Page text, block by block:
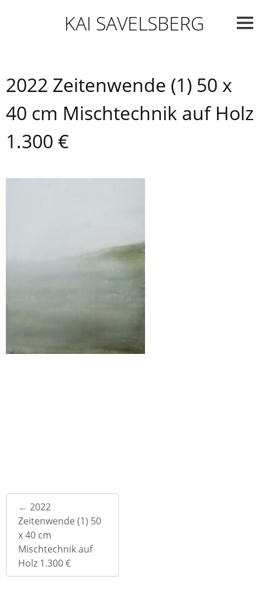
KAI SAVELSBERG
2022 Zeitenwende (1) 50 x
40 cm Mischtechnik auf Holz
1.300 €
Post
navigation
← 2022
Zeitenwende (1) 50
x 40 cm
Mischtechnik auf
Holz 1.300 €